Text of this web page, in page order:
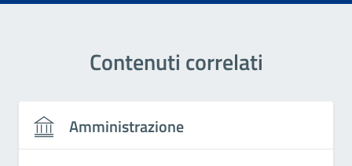
Contenuti correlati
Amministrazione